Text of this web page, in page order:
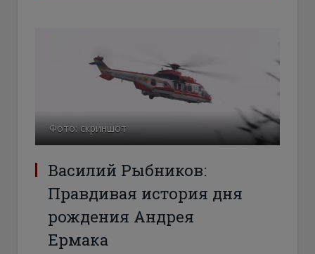
Фото: скриншот
Василий Рыбников:
Правдивая история дня
рождения Андрея
Ермака